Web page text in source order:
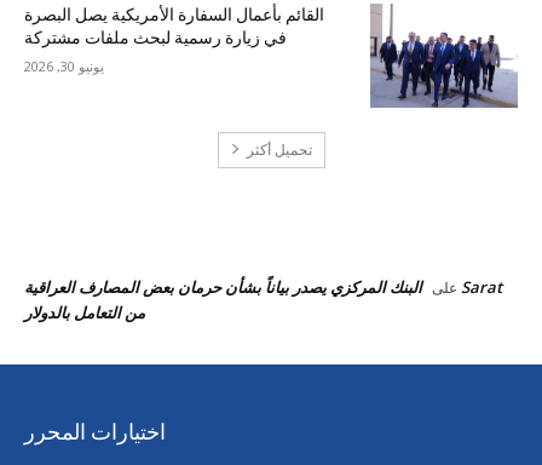
القائم بأعمال السفارة الأمريكية يصل البصرة
في زيارة رسمية لبحث ملفات مشتركة
يونيو 30, 2026
تحميل أكثر
Sarat على البنك المركزي يصدر بياناً بشأن حرمان بعض المصارف العراقية
من التعامل بالدولار
اختيارات المحرر